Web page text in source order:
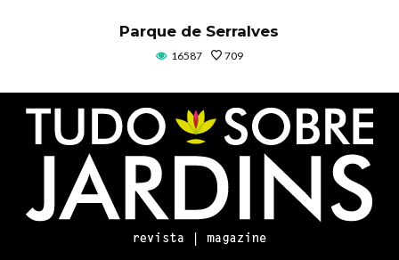
Parque de Serralves
16587 709